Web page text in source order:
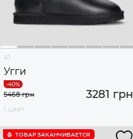
41
Угги
3281 грн
5468 грн
1 цвет
ТОВАР ЗАКАНЧИВАЕТСЯ